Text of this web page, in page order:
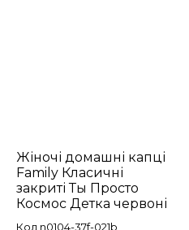
Жіночі домашні капці
Family Класичні
закриті Ты Просто
Космос Детка червоні
Код n0104-37f-021b